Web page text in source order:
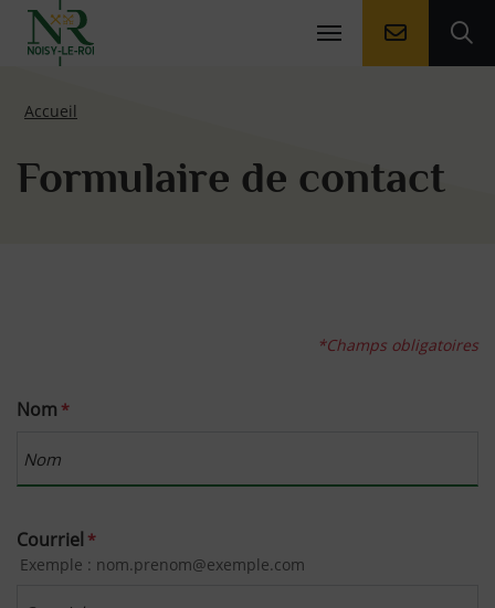
Aller à la
Accueil
Page d'accueil du site
Formulaire de contact
*Champs obligatoires
Nom *
Courriel *
Exemple : nom.prenom@exemple.com